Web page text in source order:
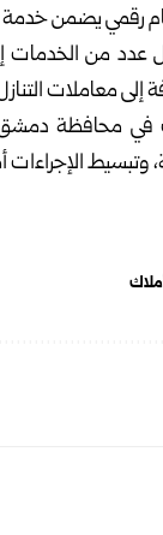
رقمي يضمن خدمة
عدد من
معاملات
محافظة دمشق
وتبسيط